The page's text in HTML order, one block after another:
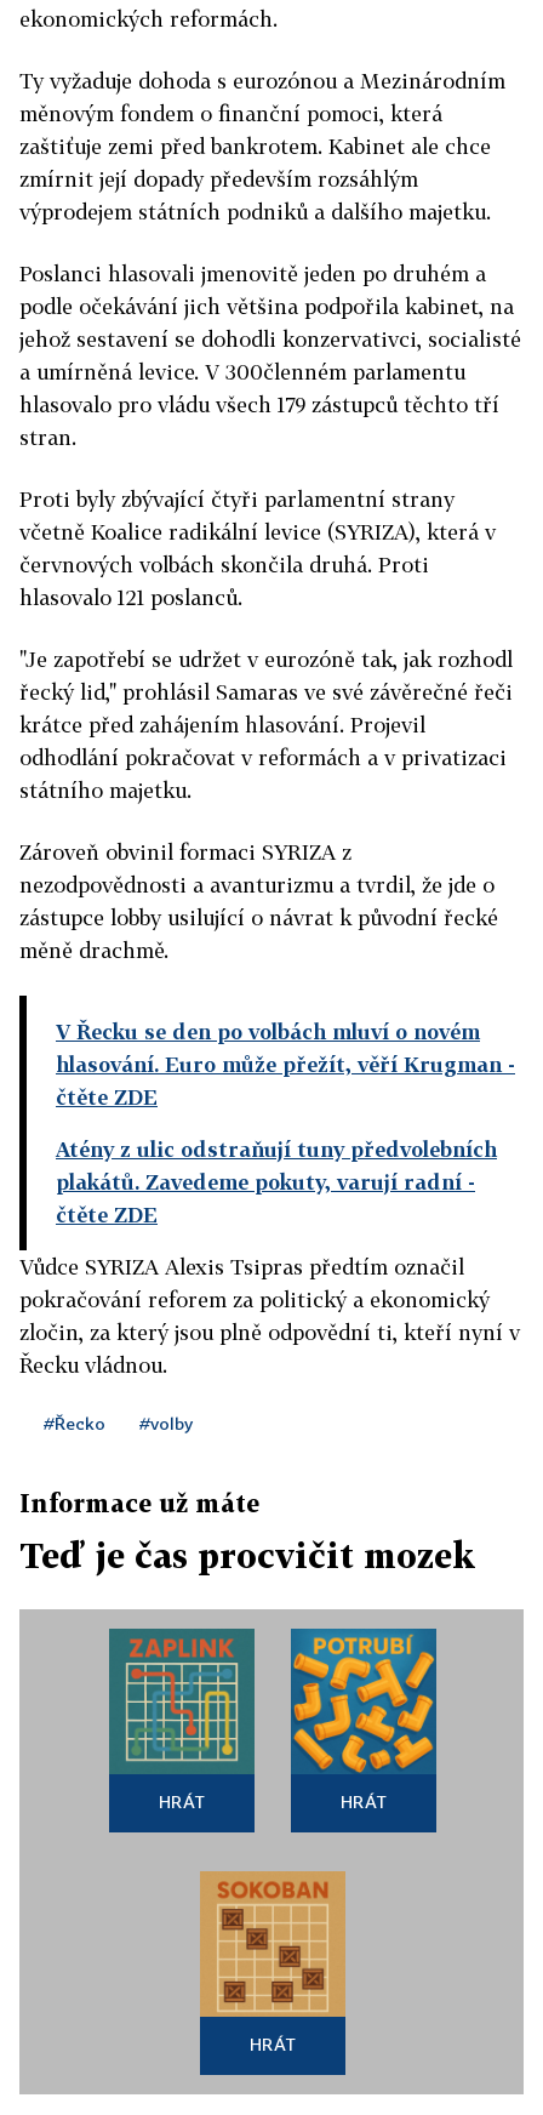
ekonomických reformách.
Ty vyžaduje dohoda s eurozónou a Mezinárodním
měnovým fondem o finanční pomoci, která
zaštiťuje zemi před bankrotem. Kabinet ale chce
zmírnit její dopady především rozsáhlým
výprodejem státních podniků a dalšího majetku.
Poslanci hlasovali jmenovitě jeden po druhém a
podle očekávání jich většina podpořila kabinet, na
jehož sestavení se dohodli konzervativci, socialisté
a umírněná levice. V 300členném parlamentu
hlasovalo pro vládu všech 179 zástupců těchto tří
stran.
Proti byly zbývající čtyři parlamentní strany
včetně Koalice radikální levice (SYRIZA), která v
červnových volbách skončila druhá. Proti
hlasovalo 121 poslanců.
"Je zapotřebí se udržet v eurozóně tak, jak rozhodl
řecký lid," prohlásil Samaras ve své závěrečné řeči
krátce před zahájením hlasování. Projevil
odhodlání pokračovat v reformách a v privatizaci
státního majetku.
Zároveň obvinil formaci SYRIZA z
nezodpovědnosti a avanturizmu a tvrdil, že jde o
zástupce lobby usilující o návrat k původní řecké
měně drachmě.
V Řecku se den po volbách mluví o novém
hlasování. Euro může přežít, věří Krugman -
čtěte ZDE
Atény z ulic odstraňují tuny předvolebních
plakátů. Zavedeme pokuty, varují radní -
čtěte ZDE
Vůdce SYRIZA Alexis Tsipras předtím označil
pokračování reforem za politický a ekonomický
zločin, za který jsou plně odpovědní ti, kteří nyní v
Řecku vládnou.
#Řecko #volby
Informace už máte
Teď je čas procvičit mozek
HRÁT HRÁT
HRÁT